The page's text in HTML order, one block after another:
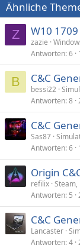
Ähnliche
Z W10
zazie
Antworten 6
B C&C
bessi22
Antworten 8
C&C
Sas87
Antworten 6
Origin
refilix Steam,
Antworten 5
C&C
Lancaster
Antworten 4